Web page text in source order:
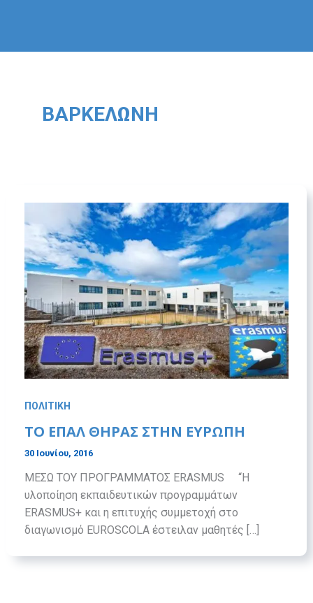
ΒΑΡΚΕΛΏΝΗ
ΠΟΛΙΤΙΚΗ
ΤΟ ΕΠΑΛ ΘΗΡΑΣ ΣΤΗΝ ΕΥΡΩΠΗ
30 Ιουνίου, 2016
ΜΕΣΩ ΤΟΥ ΠΡΟΓΡΑΜΜΑΤΟΣ ERASMUS “Η
υλοποίηση εκπαιδευτικών προγραμμάτων
ERASMUS+ και η επιτυχής συμμετοχή στο
διαγωνισμό EUROSCOLA έστειλαν μαθητές […]